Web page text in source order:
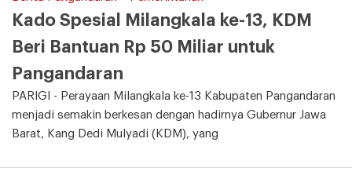
Kado Spesial Milangkala ke-13, KDM
Beri Bantuan Rp 50 Miliar untuk
Pangandaran
PARIGI - Perayaan Milangkala ke-13 Kabupaten Pangandaran
menjadi semakin berkesan dengan hadirnya Gubernur Jawa
Barat, Kang Dedi Mulyadi (KDM), yang